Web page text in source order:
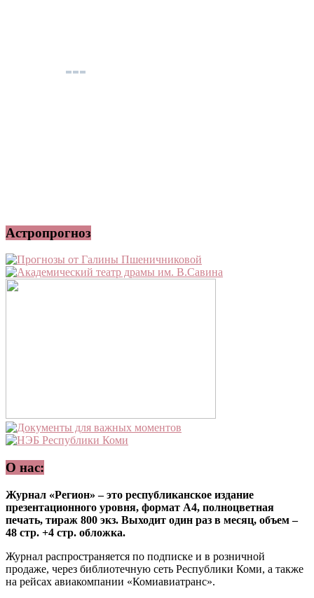
Астропрогноз
О нас:
Журнал «Регион» – это республиканское издание
презентационного уровня, формат А4, полноцветная
печать, тираж 800 экз. Выходит один раз в месяц, объем –
48 стр. +4 стр. обложка.
Журнал распространяется по подписке и в розничной
продаже, через библиотечную сеть Республики Коми, а также
на рейсах авиакомпании «Комиавиатранс».